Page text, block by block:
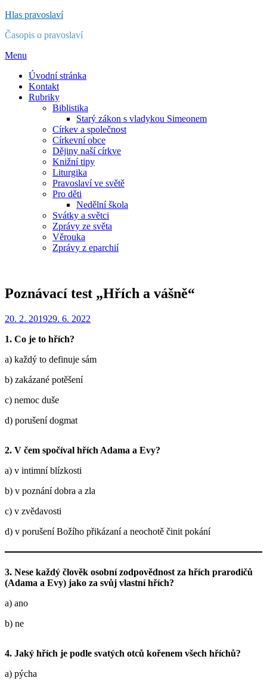
Přejít
obsahu
Hlas pravoslaví
Časopis o pravoslaví
Menu
Úvodní stránka
Kontakt
Rubriky
Biblistika
Starý zákon s vladykou Simeonem
Církev a společnost
Církevní obce
Dějiny naší církve
Knižní tipy
Liturgika
Pravoslaví ve světě
Pro děti
Nedělní škola
Svátky a světci
Zprávy ze světa
Věrouka
Zprávy z eparchií
Poznávací test „Hřích a vášně“
Autor Redakce
Zveřejněno
20. 2. 201929. 6. 2022
1. Co je to hřích?
a) každý to definuje sám
b) zakázané potěšení
c) nemoc duše
d) porušení dogmat
2. V čem spočíval hřích Adama a Evy?
a) v intimní blízkosti
b) v poznání dobra a zla
c) v zvědavosti
d) v porušení Božího přikázaní a neochotě činit pokání
3. Nese každý člověk osobní zodpovědnost za hřích prarodičů
(Adama a Evy) jako za svůj vlastní hřích?
a) ano
b) ne
4. Jaký hřích je podle svatých otců kořenem všech hříchů?
a) pýcha